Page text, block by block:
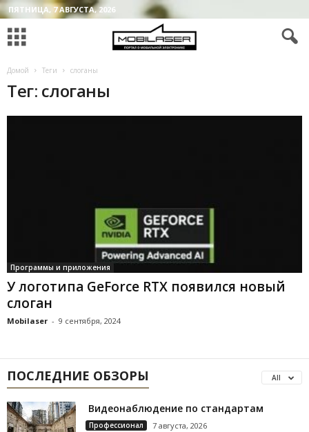
ПЯТНИЦА, 7 АВГУСТА, 2026
Домой Теги слоганы
Тег: слоганы
Программы и приложения
У логотипа GeForce RTX появился новый
слоган
Mobilaser - 9 сентября, 2024
ПОСЛЕДНИЕ ОБЗОРЫ All
Видеонаблюдение по стандартам
Профессионал 7 августа, 2026